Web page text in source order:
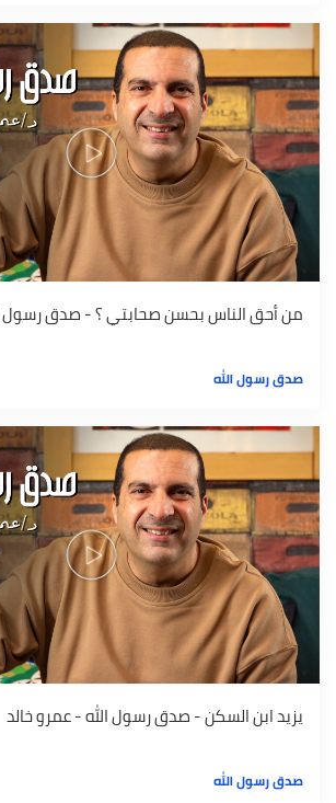
من أحق الناس بحسن صحابتي ؟ - صدق رسول
صدق رسول الله
يزيد ابن السكن - صدق رسول الله - عمرو خالد
صدق رسول الله